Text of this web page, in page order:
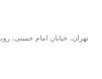
تهران، خیابان امام خمینی،